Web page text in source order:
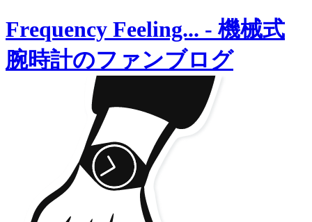
Frequency Feeling... - 機械式
腕時計のファンブログ